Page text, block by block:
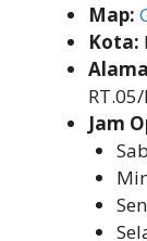
Map:
Kota:
Jam